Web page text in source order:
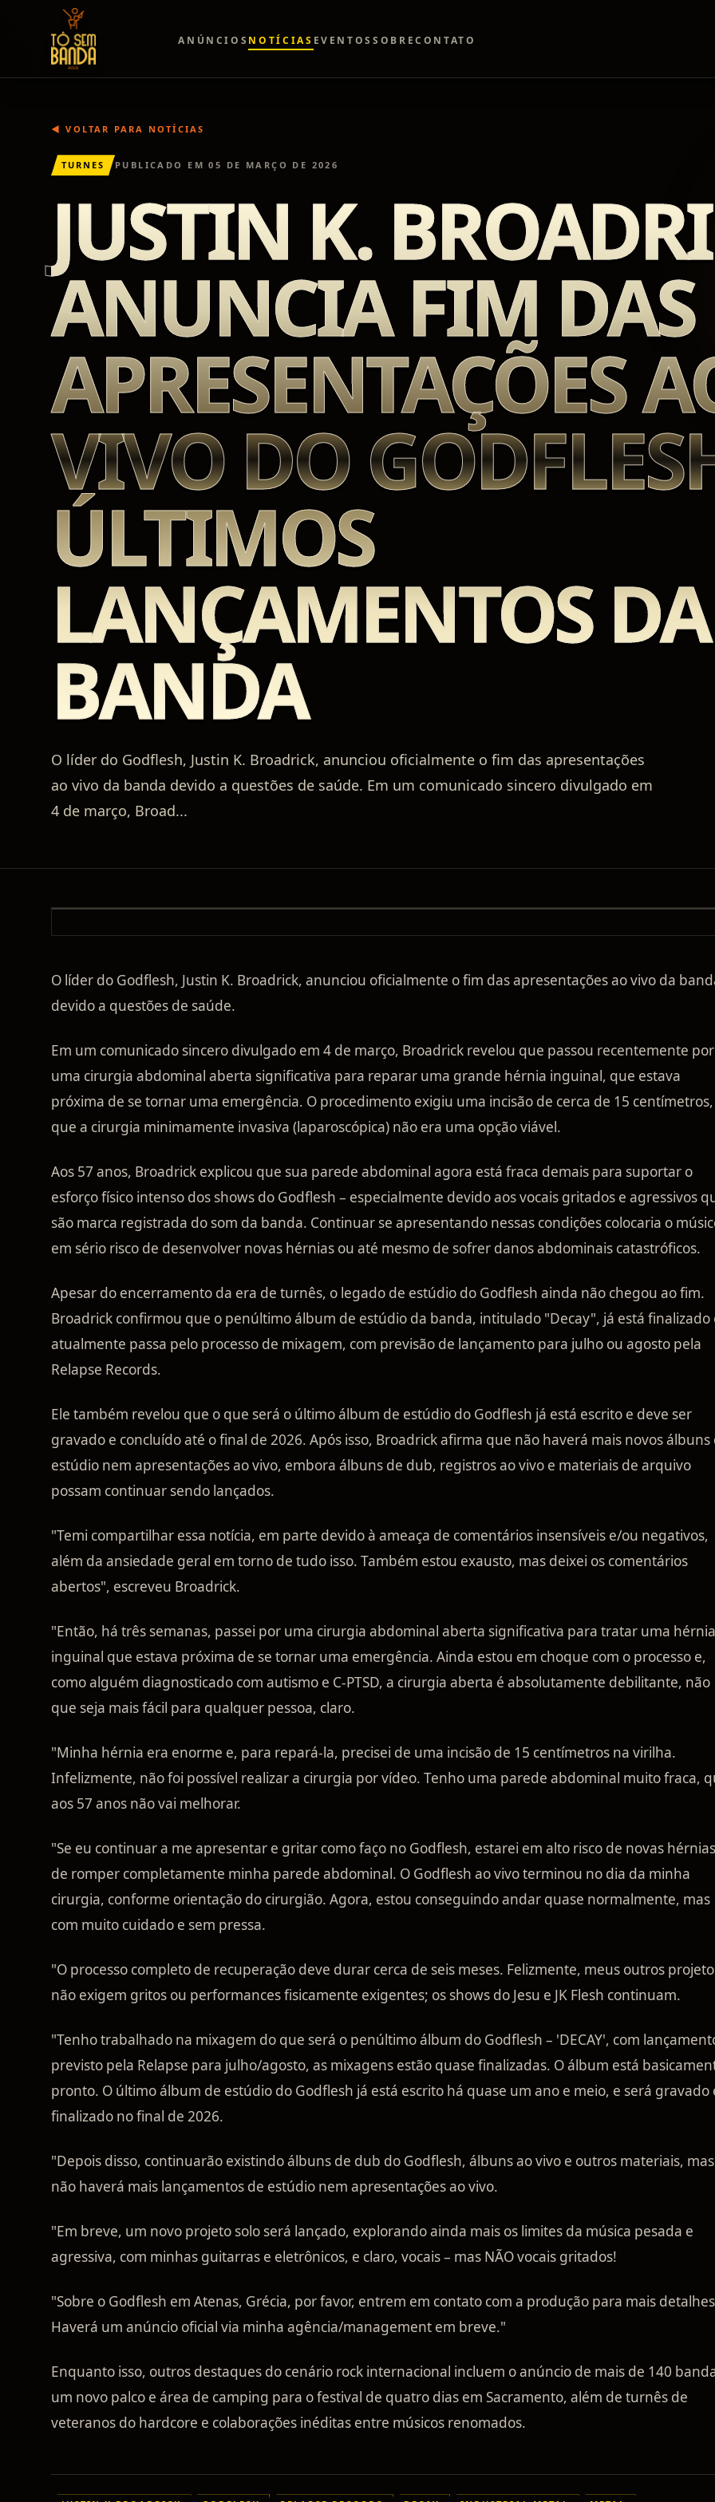
ANÚNCIOS NOTÍCIAS EVENTOSSOBRECONTATO
◀ VOLTAR PARA NOTÍCIAS
TURNES PUBLICADO EM05 DE MARÇO DE 2026
JUSTIN K.
ANUNCIA FIM DAS
APRESENTAÇÕES
VIVO DO
ÚLTIMOS
LANÇAMENTOS DA
BANDA
O líder do Godflesh, Justin K. Broadrick, anunciou oficialmente o fim das apresentações
ao vivo da banda devido a questões de saúde. Em um comunicado sincero divulgado em
4 de março, Broad...
O líder do Godflesh, Justin K. Broadrick, anunciou oficialmente o fim das apresentações ao vivo da
devido a questões de saúde.
Em um comunicado sincero divulgado em 4 de março, Broadrick revelou que passou recentemente por
uma cirurgia abdominal aberta significativa para reparar uma grande hérnia inguinal, que estava
próxima de se tornar uma emergência. O procedimento exigiu uma incisão de cerca de 15
que a cirurgia minimamente invasiva (laparoscópica) não era uma opção viável.
Aos 57 anos, Broadrick explicou que sua parede abdominal agora está fraca demais para suportar o
esforço físico intenso dos shows do Godflesh – especialmente devido aos vocais gritados e agressivos
são marca registrada do som da banda. Continuar se apresentando nessas condições colocaria o
em sério risco de desenvolver novas hérnias ou até mesmo de sofrer danos abdominais catastróficos.
Apesar do encerramento da era de turnês, o legado de estúdio do Godflesh ainda não chegou ao fim.
Broadrick confirmou que o penúltimo álbum de estúdio da banda, intitulado "Decay", já está finalizado
atualmente passa pelo processo de mixagem, com previsão de lançamento para julho ou agosto pela
Relapse Records.
Ele também revelou que o que será o último álbum de estúdio do Godflesh já está escrito e deve ser
gravado e concluído até o final de 2026. Após isso, Broadrick afirma que não haverá mais novos álbuns
estúdio nem apresentações ao vivo, embora álbuns de dub, registros ao vivo e materiais de arquivo
possam continuar sendo lançados.
"Temi compartilhar essa notícia, em parte devido à ameaça de comentários insensíveis e/ou negativos,
além da ansiedade geral em torno de tudo isso. Também estou exausto, mas deixei os comentários
abertos", escreveu Broadrick.
"Então, há três semanas, passei por uma cirurgia abdominal aberta significativa para tratar uma hérnia
inguinal que estava próxima de se tornar uma emergência. Ainda estou em choque com o processo e,
como alguém diagnosticado com autismo e C-PTSD, a cirurgia aberta é absolutamente debilitante, não
que seja mais fácil para qualquer pessoa, claro.
"Minha hérnia era enorme e, para repará-la, precisei de uma incisão de 15 centímetros na virilha.
Infelizmente, não foi possível realizar a cirurgia por vídeo. Tenho uma parede abdominal muito fraca,
aos 57 anos não vai melhorar.
"Se eu continuar a me apresentar e gritar como faço no Godflesh, estarei em alto risco de novas
de romper completamente minha parede abdominal. O Godflesh ao vivo terminou no dia da minha
cirurgia, conforme orientação do cirurgião. Agora, estou conseguindo andar quase normalmente, mas
com muito cuidado e sem pressa.
"O processo completo de recuperação deve durar cerca de seis meses. Felizmente, meus outros
não exigem gritos ou performances fisicamente exigentes; os shows do Jesu e JK Flesh continuam.
"Tenho trabalhado na mixagem do que será o penúltimo álbum do Godflesh – 'DECAY', com
previsto pela Relapse para julho/agosto, as mixagens estão quase finalizadas. O álbum está
pronto. O último álbum de estúdio do Godflesh já está escrito há quase um ano e meio, e será gravado
finalizado no final de 2026.
"Depois disso, continuarão existindo álbuns de dub do Godflesh, álbuns ao vivo e outros materiais, mas
não haverá mais lançamentos de estúdio nem apresentações ao vivo.
"Em breve, um novo projeto solo será lançado, explorando ainda mais os limites da música pesada e
agressiva, com minhas guitarras e eletrônicos, e claro, vocais – mas NÃO vocais gritados!
"Sobre o Godflesh em Atenas, Grécia, por favor, entrem em contato com a produção para mais
Haverá um anúncio oficial via minha agência/management em breve."
Enquanto isso, outros destaques do cenário rock internacional incluem o anúncio de mais de 140
um novo palco e área de camping para o festival de quatro dias em Sacramento, além de turnês de
veteranos do hardcore e colaborações inéditas entre músicos renomados.